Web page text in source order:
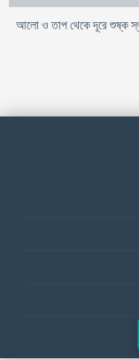
আলো ও তাপ থেকে দূরে শুষ্ক